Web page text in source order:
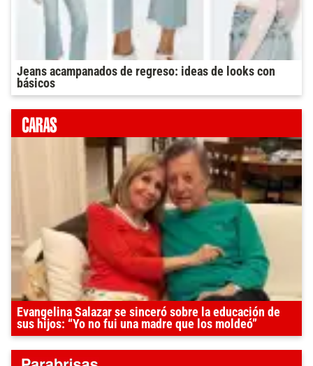
Jeans acampanados de regreso: ideas de looks con
básicos
Evangelina Salazar se sinceró sobre la educación de
sus hijos: “Yo no fui una madre que los moldeó”